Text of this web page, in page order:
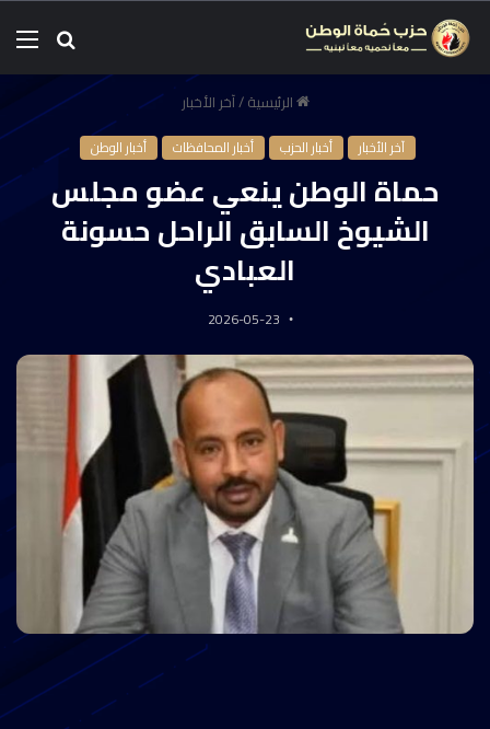
الرئيسية/آخر الأخبار
آخر الأخبار أخبار الحزب أخبار المحافظات أخبار الوطن
حماة الوطن ينعي عضو مجلس
الشيوخ السابق الراحل حسونة
العبادي
2026-05-23